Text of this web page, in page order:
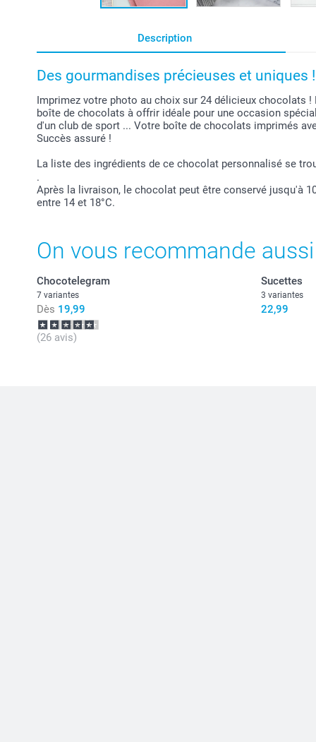
Description
Des gourmandises précieuses et uniques !
Imprimez votre photo au choix sur 24 délicieux chocolats
boîte de chocolats à offrir idéale pour une occasion
d'un club de sport ... Votre boîte de chocolats imprimés
Succès assuré !
La liste des ingrédients de ce chocolat personnalisé se
.
Après la livraison, le chocolat peut être conservé jusqu'à
entre 14 et 18°C.
On vous recommande aussi
Chocotelegram
7 variantes
Dès 19,99
(26 avis)
Sucettes
3 variantes
22,99